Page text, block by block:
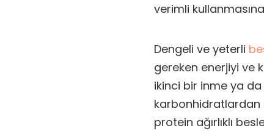
verimli
Dengeli ve yeterli
gereken enerjiyi ve
ikinci bir inme ya da
karbonhidratlardan
protein ağırlıklı